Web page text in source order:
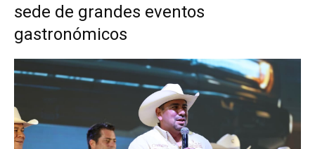
sede de grandes eventos
gastronómicos